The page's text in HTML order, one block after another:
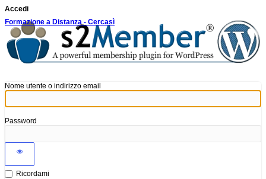
Accedi
Formazione a Distanza - Cercasì
Nome utente o indirizzo email
Password
Ricordami